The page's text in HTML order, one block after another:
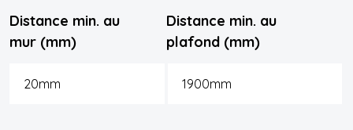
Distance min. au
mur (mm)
Distance min. au
plafond (mm)
20mm 1900mm